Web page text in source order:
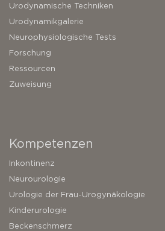
Urodynamische Techniken
Urodynamikgalerie
Neurophysiologische Tests
Forschung
Ressourcen
Zuweisung
Kompetenzen
Inkontinenz
Neurourologie
Urologie der Frau-Urogynäkologie
Kinderurologie
Beckenschmerz